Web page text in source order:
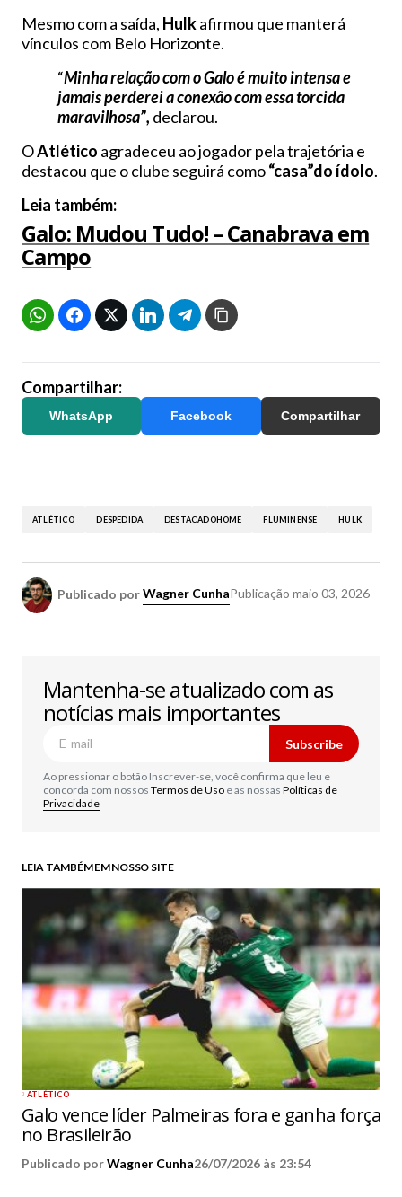
Mesmo com a saída, Hulkafirmou que manterá
vínculos com Belo Horizonte.
“Minha relação com o Galo é muito intensa e
jamais perderei a conexão com essa torcida
maravilhosa”, declarou.
OAtlético agradeceu ao jogador pela trajetória e
destacou que o clube seguirá como“casa”do ídolo.
Leia também:
Galo: Mudou Tudo! – Canabrava em
Campo
Compartilhar:
WhatsApp Facebook Compartilhar
ATLÉTICO DESPEDIDA DESTACADOHOME FLUMINENSE HULK
Publicado porWagner CunhaPublicação maio 03, 2026
Mantenha-se atualizado com as
notícias mais importantes
Subscribe
Ao pressionar o botão Inscrever-se, você confirma que leu e
concorda com nossos Termos de Uso e as nossas Políticas de
Privacidade
LEIA TAMBÉM EM NOSSO SITE
ATLÉTICO
Galo vence líder Palmeiras fora e ganha força
no Brasileirão
Publicado porWagner Cunha26/07/2026 às 23:54